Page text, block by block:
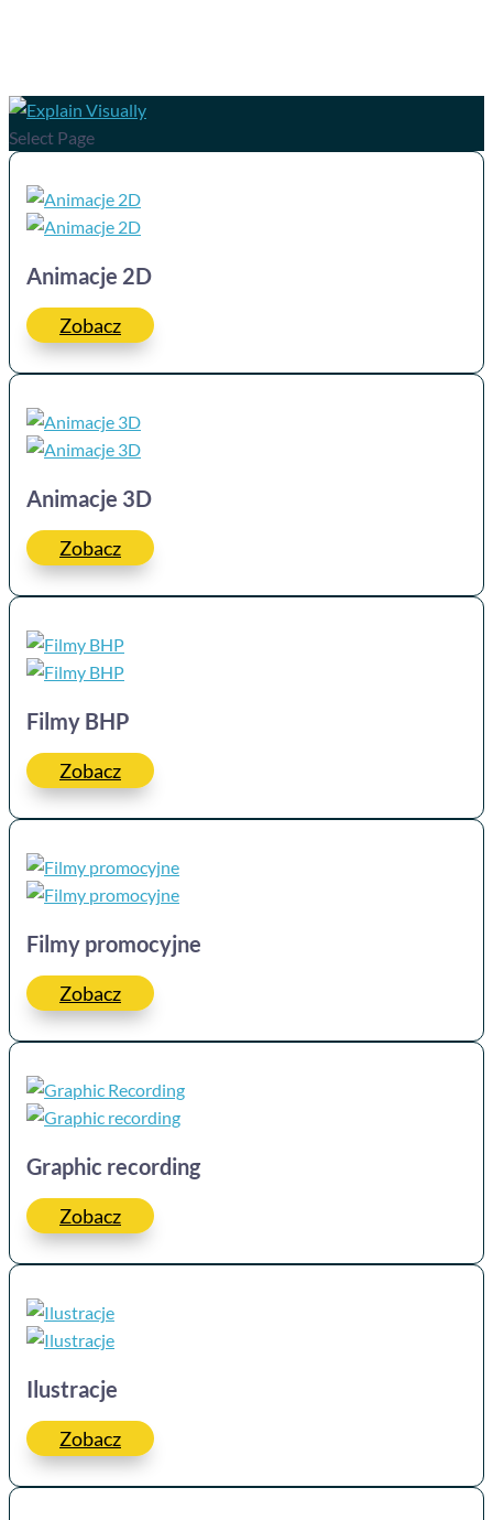
Select Page
Animacje 2D
Zobacz
Animacje 3D
Zobacz
Filmy BHP
Zobacz
Filmy promocyjne
Zobacz
Graphic recording
Zobacz
Ilustracje
Zobacz